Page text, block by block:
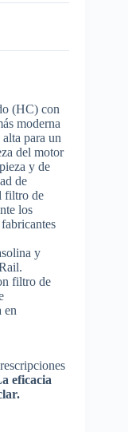
(HC) con
moderna
para un
del motor
y de
de
filtro de
los
y
filtro de
en
eficacia